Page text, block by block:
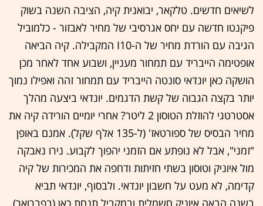
לשיאים חדשים. טלקאר, יבואנית קיה, הציבה השנה בשוק
פיקנטו חדשה עם יחס אגרסיבי של מחיר לאבזור - כלמוביל
הגיבה עם הורדת מחיר של ה-I10 המקבילה. קיה הביאה
אופטימה הייבריד עם תמחור מעניין, ושבוע אחד לאחר מכן
הושקה כאן יונדאי סונטה הייבריד עם תמחור זהה ואפילו נמוך
יותר בקצה הגבוה של קשת הדגמים. יונדאי ביצעה מהלך
אסטרטגי להוזלת הטוסון 2 ליטר? אחרי יומיים הורידה קיה את
מחיר הבסיס של ספורטאז' (ל-135 אלף שקל). אמנם באופן
"זמני", אבל לא נופתע אם הזמני יהפוך לקבוע. נירו נאבקה
מול איוניק וטוסון בשתי חזיתות ודחפה את המכירות של קיה
קדימה, לא מעט על חשבון יונדאי. ולבסוף, יונדאי תביא
בשנה הבאה איוניק חשמלית ובמקביל תנחת כאן (בפברואר)